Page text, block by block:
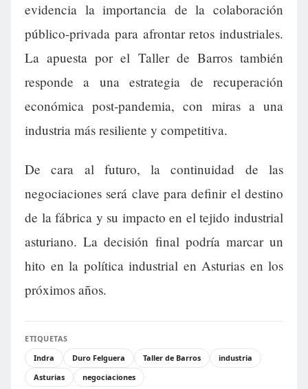
evidencia la importancia de la colaboración
público-privada para afrontar retos industriales.
La apuesta por el Taller de Barros también
responde a una estrategia de recuperación
económica post-pandemia, con miras a una
industria más resiliente y competitiva.
De cara al futuro, la continuidad de las
negociaciones será clave para definir el destino
de la fábrica y su impacto en el tejido industrial
asturiano. La decisión final podría marcar un
hito en la política industrial en Asturias en los
próximos años.
ETIQUETAS
Indra
Duro Felguera Taller de Barros
industria
Asturias
negociaciones